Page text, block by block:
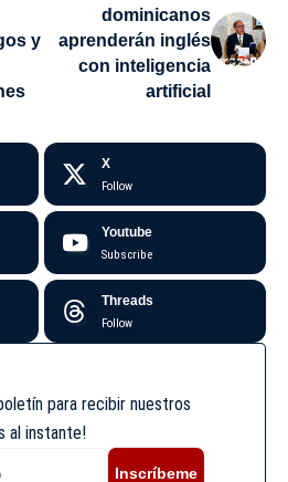
y
dominicanos
aprenderán inglés
con inteligencia
artificial
X
Follow
Youtube
Subscribe
Threads
Follow
para recibir nuestros
al instante!
Inscríbeme